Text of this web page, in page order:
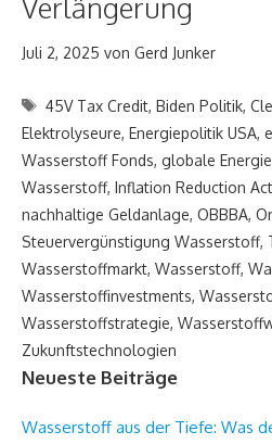
Juli 2, 2025 von Gerd Junker
Schlagwörter
45V Tax Credit,Biden Politik,
Elektrolyseure, Energiepolitik USA,
Wasserstoff Fonds, globale
Wasserstoff, Inflation Reduction Act
nachhaltige Geldanlage, OBBBA,
Steuervergünstigung Wasserstoff,
Wasserstoffmarkt, Wasserstoff,
Wasserstoffinvestments,
Wasserstoffstrategie,
Zukunftstechnologien
Neueste Beiträge
Wasserstoff aus der Tiefe: Was